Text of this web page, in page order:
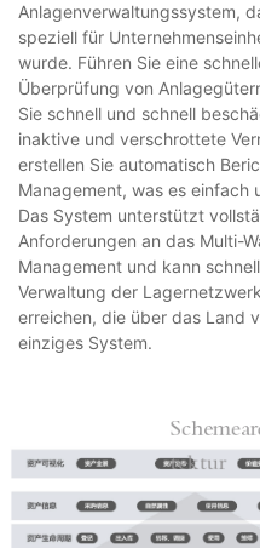
Anlagenverwaltungssystem,
speziell für
wurde. Führen Sie eine
Überprüfung von
Sie schnell und schnell
inaktive und verschrottete
erstellen Sie automatisch
Management, was es einfach
Das System unterstützt
Anforderungen an das Multi-
Management und kann
Verwaltung der
erreichen, die über das Land
einziges System.
tektur